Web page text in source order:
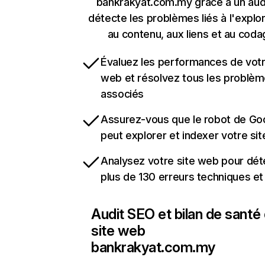
détecte les problèmes liés à
au contenu, aux liens et au
Évaluez les performances de
web et résolvez tous les
associés
Assurez-vous que le robot de
peut explorer et indexer votre
Analysez votre site web pour
plus de 130 erreurs techniques et
Audit SEO et bilan de santé
site web
bankrakyat.com.my